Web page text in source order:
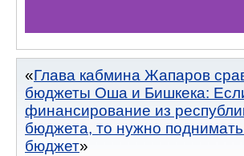
Глава кабмина Жапаров
бюджеты Оша и Бишкека:
финансирование из
бюджета, то нужно
бюджет